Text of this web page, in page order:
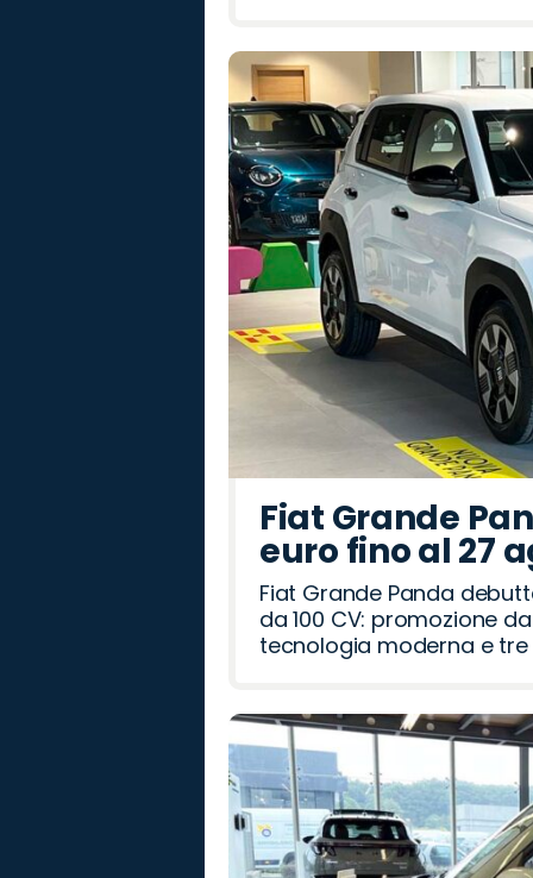
Fiat Grande
euro fino al 27
Fiat Grande Panda
da 100 CV: promozione
tecnologia moderna e